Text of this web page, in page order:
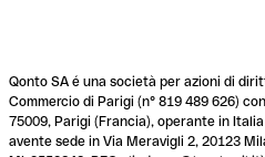
Qonto SA é una società per azioni di
Commercio di Parigi (n° 819 489 626)
75009, Parigi (Francia), operante in
avente sede in Via Meravigli 2, 20123